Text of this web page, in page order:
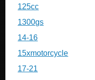
125cc
1300gs
14-16
15xmotorcycle
17-21